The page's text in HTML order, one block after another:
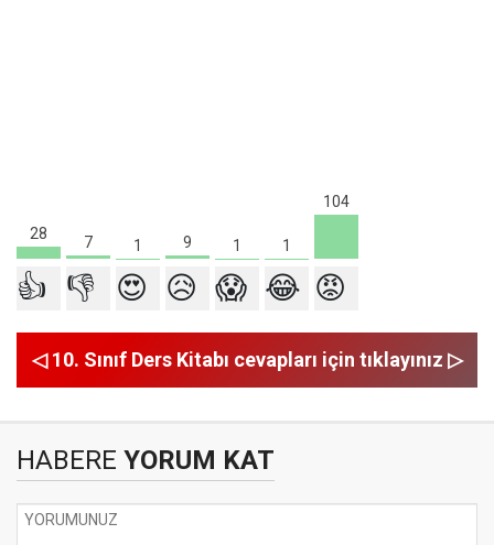
28
7 1 9 1 1
104
👍 👎 😍 😥 😱 😂 😡
◁ 10. Sınıf Ders Kitabı cevapları için tıklayınız ▷
HABERE YORUM KAT